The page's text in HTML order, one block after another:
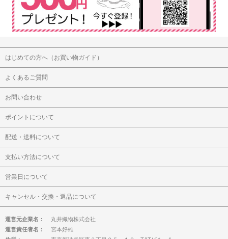
はじめての方へ（お買い物ガイド）
よくあるご質問
お問い合わせ
ポイントについて
配送・送料について
支払い方法について
営業日について
キャンセル・交換・返品について
運営元企業名：
丸井織物株式会社
運営責任者名：
宮本好雄